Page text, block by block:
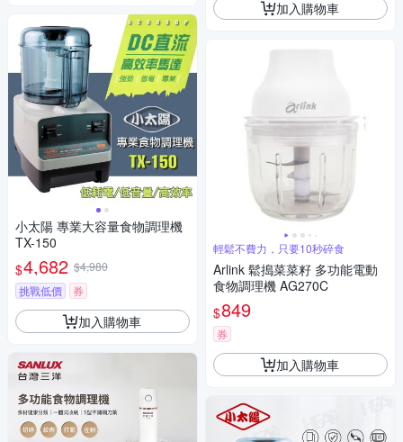
小太陽 專業大容量食物調理機
TX-150
$4,682 $4,980
挑戰低價
券
加入購物車
加入購物車
輕鬆不費力，只要10秒碎食
Arlink 鬆搗菜菜籽 多功能電動
食物調理機 AG270C
$849
券
加入購物車